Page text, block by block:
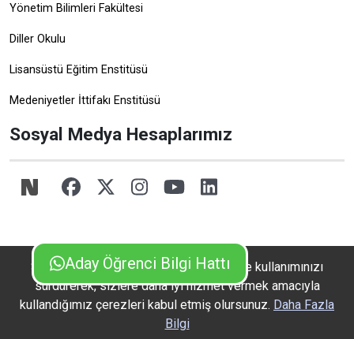
Yönetim Bilimleri Fakültesi
Diller Okulu
Lisansüstü Eğitim Enstitüsü
Medeniyetler İttifakı Enstitüsü
Sosyal Medya Hesaplarımız
Aday Öğrenci Bilgi Hattı
Sitemizde çerezler kullanılmaktadır. Site kullanımınızı
sürdürerek, sizlere daha iyi hizmet vermek amacıyla
kullandığımız çerezleri kabul etmiş olursunuz. Daha Fazla
Bilgi